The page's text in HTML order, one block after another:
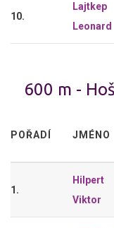
10.
Lajtkep
Leonard
600 m -
POŘADÍ JMÉNO
1.
Hilpert
Viktor